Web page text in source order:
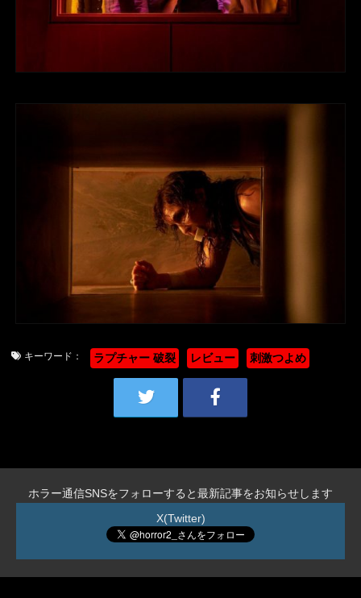
キーワード： ラプチャー 破裂 レビュー 刺激つよめ
ホラー通信SNSをフォローすると最新記事をお知らせします
X(Twitter)